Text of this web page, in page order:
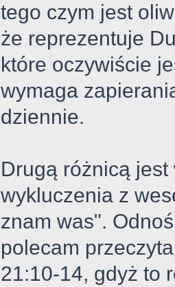
tego czym jest
że reprezentuje
które oczywiście
wymaga
dziennie.
Drugą różnicą
wykluczenia z
znam was".
polecam
21:10-14, gdyż to